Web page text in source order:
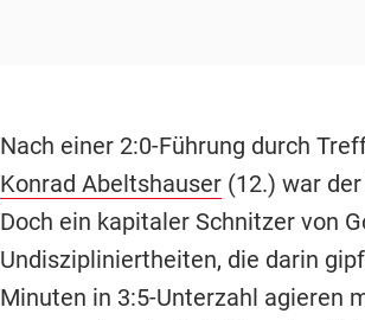
Nach einer 2:0-Führung durch
Konrad Abeltshauser(12.) war der
Doch ein kapitaler Schnitzer von
Undiszipliniertheiten, die darin
Minuten in 3:5-Unterzahl agieren